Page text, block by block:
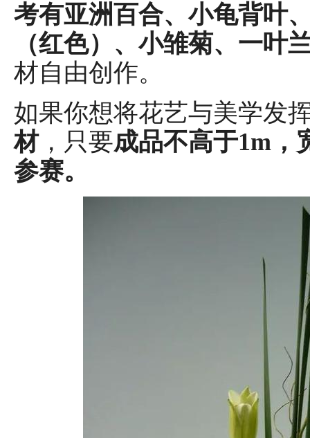
考有亚洲百合、小龟背叶
（红色）、小雏菊、一叶
材自由创作。
如果你想将花艺与美学发
材，只要成品不高于1m，
参赛。